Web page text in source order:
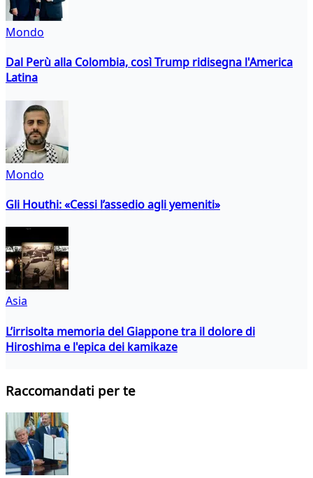
Mondo
Dal Perù alla Colombia, così Trump ridisegna l'America
Latina
Mondo
Gli Houthi: «Cessi l’assedio agli yemeniti»
Asia
L’irrisolta memoria del Giappone tra il dolore di
Hiroshima e l'epica dei kamikaze
Raccomandati per te